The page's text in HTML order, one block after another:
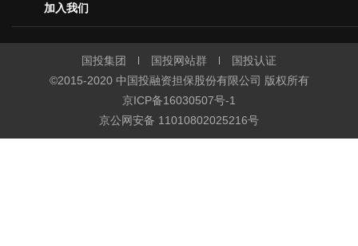
加入我们
国投集团 国投网站群
国投认证
©2015-2020 中国投融资担保股份有限公司 版权所有
京ICP备16030507号-1
京公网安备 11010802025216号